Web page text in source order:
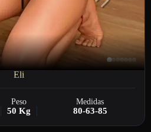
Eli
Peso Medidas
50 Kg 80-63-85